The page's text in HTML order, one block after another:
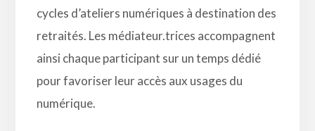
cycles d’ateliers numériques à destination des
retraités. Les médiateur.trices accompagnent
ainsi chaque participant sur un temps dédié
pour favoriser leur accès aux usages du
numérique.